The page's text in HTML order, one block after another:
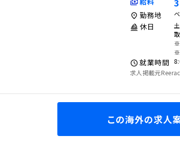
勤務地
休日
※
※
就業時間
求人掲載元
この海外の求人